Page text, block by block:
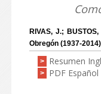
RIVAS, J.;
Obregón (1937-
> Resumen
> PDF Español